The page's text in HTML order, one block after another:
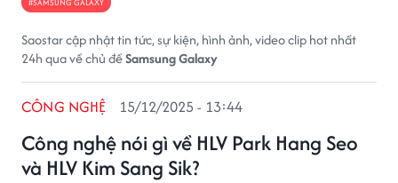
Saostar cập nhật tin tức, sự kiện, hình ảnh, video clip hot nhất
24h qua về chủ đềSamsung Galaxy
Công nghệ nói gì về HLV Park Hang Seo
và HLV Kim Sang Sik?
CÔNG NGHỆ 15/12/2025 - 13:44